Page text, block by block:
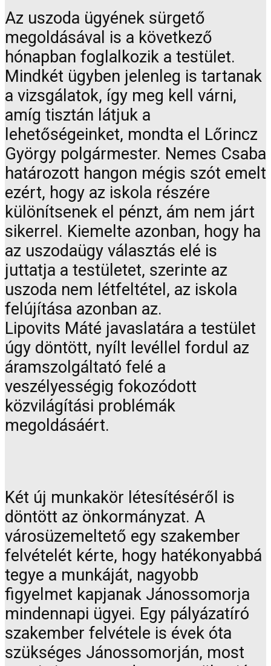
Az uszoda ügyének sürgető
megoldásával is a következő
hónapban foglalkozik a testület.
Mindkét ügyben jelenleg is tartanak
a vizsgálatok, így meg kell várni,
amíg tisztán látjuk a
lehetőségeinket, mondta el Lőrincz
György polgármester. Nemes Csaba
határozott hangon mégis szót emelt
ezért, hogy az iskola részére
különítsenek el pénzt, ám nem járt
sikerrel. Kiemelte azonban, hogy ha
az uszodaügy választás elé is
juttatja a testületet, szerinte az
uszoda nem létfeltétel, az iskola
felújítása azonban az.
Lipovits Máté javaslatára a testület
úgy döntött, nyílt levéllel fordul az
áramszolgáltató felé a
veszélyességig fokozódott
közvilágítási problémák
megoldásáért.
Két új munkakör létesítéséről is
döntött az önkormányzat. A
városüzemeltető egy szakember
felvételét kérte, hogy hatékonyabbá
tegye a munkáját, nagyobb
figyelmet kapjanak Jánossomorja
mindennapi ügyei. Egy pályázatíró
szakember felvétele is évek óta
szükséges Jánossomorján, most